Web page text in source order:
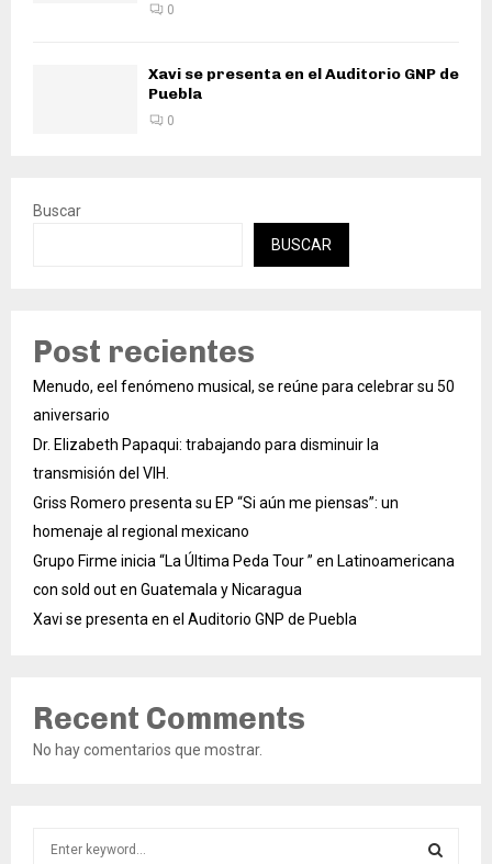
0
Xavi se presenta en el Auditorio GNP de
Puebla
0
Buscar
BUSCAR
Post recientes
Menudo, eel fenómeno musical, se reúne para celebrar su 50
aniversario
Dr. Elizabeth Papaqui: trabajando para disminuir la
transmisión del VIH.
Griss Romero presenta su EP “Si aún me piensas”: un
homenaje al regional mexicano
Grupo Firme inicia “La Última Peda Tour ” en Latinoamericana
con sold out en Guatemala y Nicaragua
Xavi se presenta en el Auditorio GNP de Puebla
Recent Comments
No hay comentarios que mostrar.